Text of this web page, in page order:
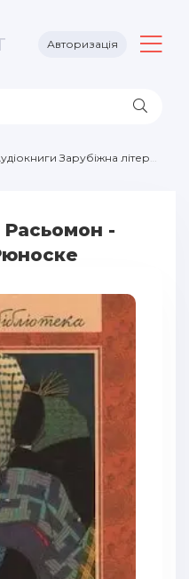
Авторизація
Зарубіжна література
Расьомон -